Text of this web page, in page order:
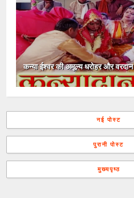
कन्या ईश्वर की अमूल्य धरोहर और वरदान
नई पोस्ट
पुरानी पोस्ट
मुख्यपृष्ठ